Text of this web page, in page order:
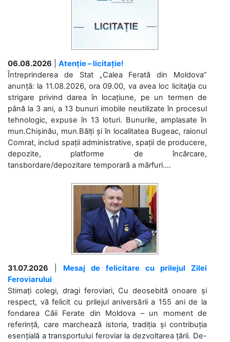
06.08.2026
Atenție – licitație!
Întreprinderea de Stat „Calea Ferată din Moldova”
anunță: la 11.08.2026, ora 09.00, va avea loc licitaţia cu
strigare privind darea în locațiune, pe un termen de
până la 3 ani, a 13 bunuri imobile neutilizate în procesul
tehnologic, expuse în 13 loturi. Bunurile, amplasate în
mun.Chișinău, mun.Bălți și în localitatea Bugeac, raionul
Comrat, includ spații administrative, spații de producere,
depozite, platforme de încărcare,
tansbordare/depozitare temporară a mărfuri....
31.07.2026
Mesaj de felicitare cu prilejul Zilei
Feroviarului
Stimați colegi, dragi feroviari, Cu deosebită onoare și
respect, vă felicit cu prilejul aniversării a 155 ani de la
fondarea Căii Ferate din Moldova – un moment de
referință, care marchează istoria, tradiția și contribuția
esențială a transportului feroviar la dezvoltarea țării. De-